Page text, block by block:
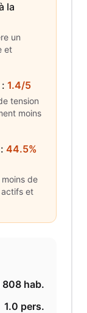
la
un
et
: 1.4/5
tension
moins
: 44.5%
de
et
808 hab.
1.0 pers.